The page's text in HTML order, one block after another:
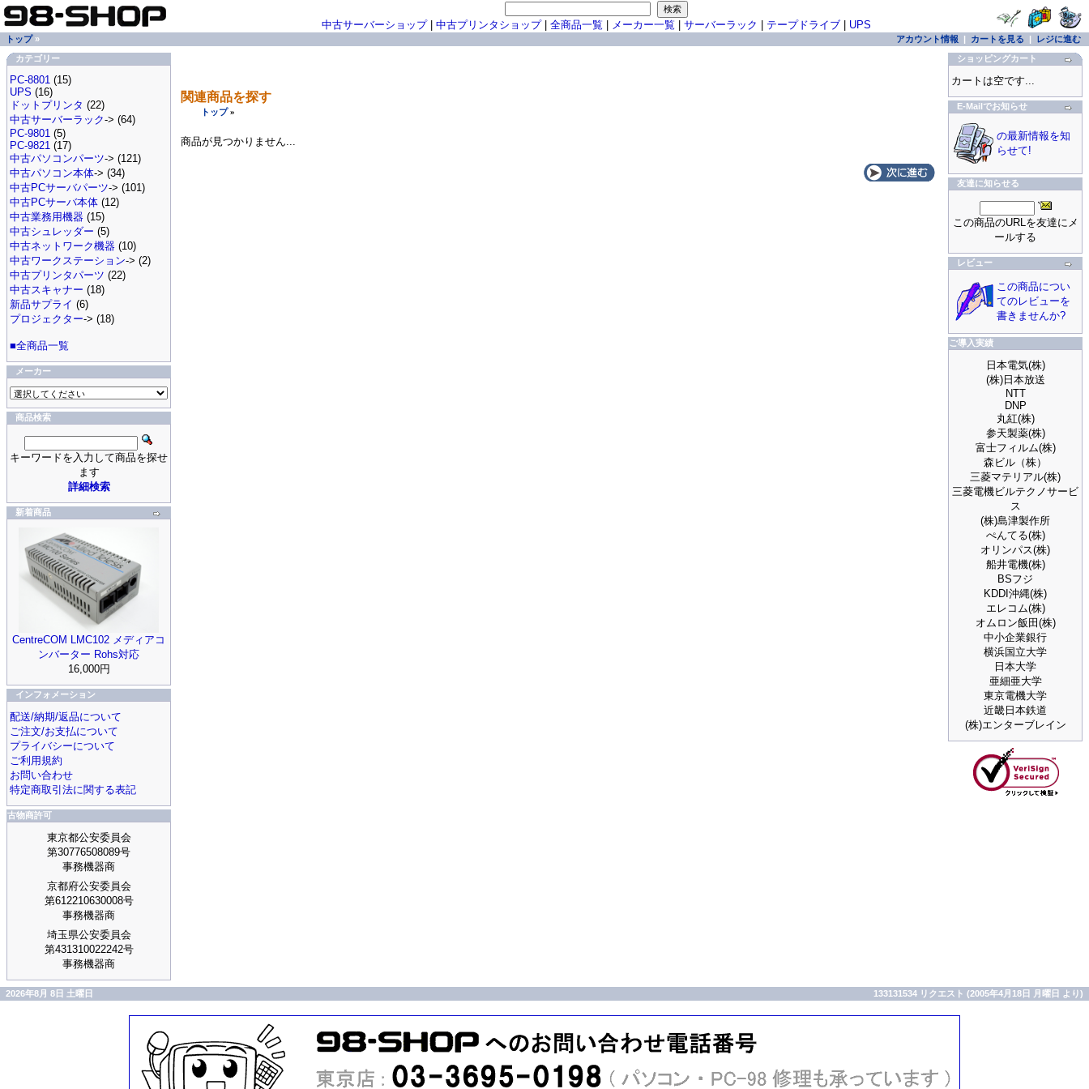
関連商品を探す
トップ»
商品が見つかりません...
中古サーバーショップ| 中古プリンタショップ| 全商品一覧 メーカー一覧 サーバーラック テープドライブ| UPS
トップ» アカウント情報 | カートを見る | レジに進む
カテゴリー
PC-8801 (15)
UPS (16)
ドットプリンタ (22)
中古サーバーラック-> (64)
PC-9801 (5)
PC-9821 (17)
中古パソコンパーツ-> (121)
中古パソコン本体-> (34)
中古PCサーバパーツ-> (101)
中古PCサーバ本体 (12)
中古業務用機器 (15)
中古シュレッダー (5)
中古ネットワーク機器 (10)
中古ワークステーション-> (2)
中古プリンタパーツ (22)
中古スキャナー (18)
新品サプライ (6)
プロジェクター-> (18)
■全商品一覧
メーカー
商品検索
キーワードを入力して商品を探せ
ます
詳細検索
新着商品
CentreCOM LMC102 メディアコ
ンバーター Rohs対応
16,000円
インフォメーション
配送/納期/返品について
ご注文/お支払について
プライバシーについて
ご利用規約
お問い合わせ
特定商取引法に関する表記
古物商許可
東京都公安委員会
第30776508089号
事務機器商
京都府公安委員会
第612210630008号
事務機器商
埼玉県公安委員会
第431310022242号
事務機器商
ショッピングカート
カートは空です...
E-Mailでお知らせ
の最新情報を知
らせて!
友達に知らせる
この商品のURLを友達にメ
ールする
レビュー
この商品につい
てのレビューを
書きませんか?
ご導入実績
日本電気(株)
(株)日本放送
NTT
DNP
丸紅(株)
参天製薬(株)
富士フィルム(株)
森ビル（株）
三菱マテリアル(株)
三菱電機ビルテクノサービ
ス
(株)島津製作所
ぺんてる(株)
オリンパス(株)
船井電機(株)
BSフジ
KDDI沖縄(株)
エレコム(株)
オムロン飯田(株)
中小企業銀行
横浜国立大学
日本大学
亜細亜大学
東京電機大学
近畿日本鉄道
(株)エンターブレイン
2026年8月 8日 土曜日 133131534 リクエスト (2005年4月18日 月曜日 より)